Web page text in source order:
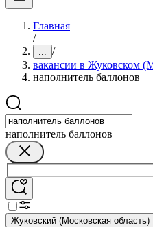
Главная
/
... /
вакансии в Жуковском
наполнитель баллонов
наполнитель баллонов
Жуковский (Московская область)